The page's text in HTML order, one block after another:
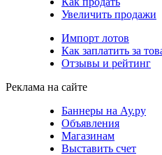
Увеличить продажи
Импорт лотов
Как заплатить за
Отзывы и рейтинг
Реклама на сайте
Баннеры на Ау.ру
Объявления
Магазинам
Выставить счет